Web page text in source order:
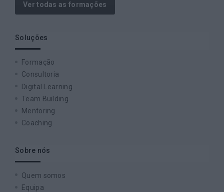
Ver todas as formações
Soluções
Formação
Consultoria
Digital Learning
Team Building
Mentoring
Coaching
Sobre nós
Quem somos
Equipa